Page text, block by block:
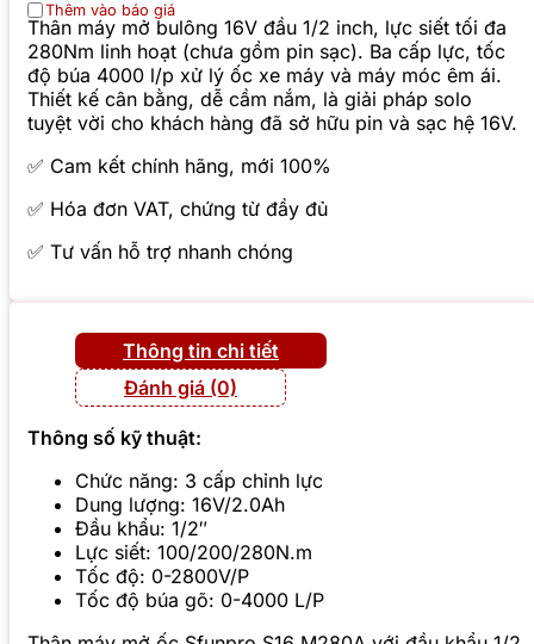
Thêm vào báo giá
Thân máy mở bulông 16V đầu 1/2 inch, lực siết tối đa
280Nm linh hoạt (chưa gồm pin sạc). Ba cấp lực, tốc
độ búa 4000 l/p xử lý ốc xe máy và máy móc êm ái.
Thiết kế cân bằng, dễ cầm nắm, là giải pháp solo
tuyệt vời cho khách hàng đã sở hữu pin và sạc hệ 16V.
✅ Cam kết chính hãng, mới 100%
✅ Hóa đơn VAT, chứng từ đầy đủ
✅ Tư vấn hỗ trợ nhanh chóng
Thông tin chi tiết
Đánh giá (0)
Thông số kỹ thuật:
Chức năng: 3 cấp chỉnh lực
Dung lượng: 16V/2.0Ah
Đầu khẩu: 1/2″
Lực siết: 100/200/280N.m
Tốc độ: 0-2800V/P
Tốc độ búa gõ: 0-4000 L/P